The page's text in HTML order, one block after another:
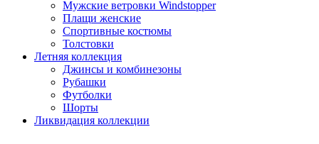
Мужские ветровки Windstopper
Плащи женские
Спортивные костюмы
Толстовки
Летняя коллекция
Джинсы и комбинезоны
Рубашки
Футболки
Шорты
Ликвидация коллекции